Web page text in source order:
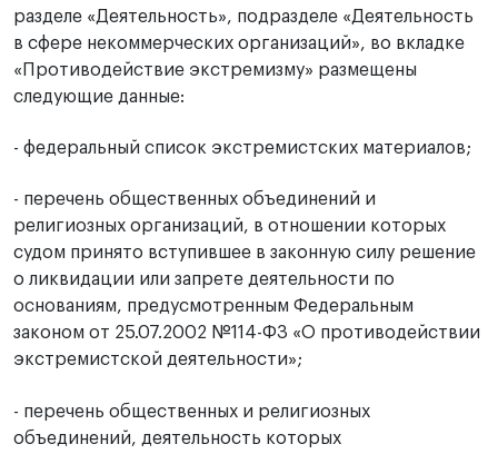
разделе «Деятельность», подразделе «Деятельность
в сфере некоммерческих организаций», во вкладке
«Противодействие экстремизму» размещены
следующие данные:
- федеральный список экстремистских материалов;
- перечень общественных объединений и
религиозных организаций, в отношении которых
судом принято вступившее в законную силу решение
о ликвидации или запрете деятельности по
основаниям, предусмотренным Федеральным
законом от 25.07.2002 №114-ФЗ «О противодействии
экстремистской деятельности»;
- перечень общественных и религиозных
объединений, деятельность которых